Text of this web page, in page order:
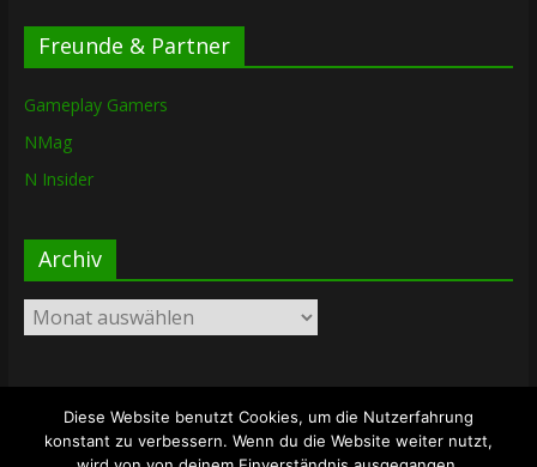
Freunde & Partner
Gameplay Gamers
NMag
N Insider
Archiv
Archiv
Copyright © 2026The Lost Dungeon. Alle Rechte vorbehalten.
Theme: ColorMag vonThemeGrill. Bereitgestellt von
Diese Website benutzt Cookies, um die Nutzerfahrung
konstant zu verbessern. Wenn du die Website weiter nutzt,